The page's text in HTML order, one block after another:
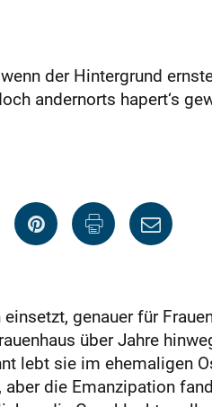
der Hintergrund
andernorts hapert‘s
genauer für
über Jahre
lebt sie im ehemaligen
die Emanzipation